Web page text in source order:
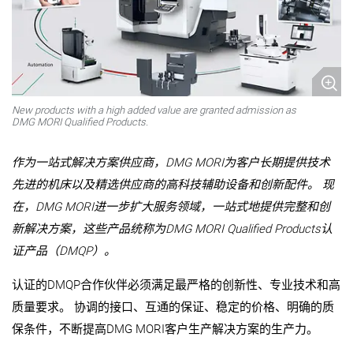
New products with a high added value are granted admission as
DMG MORI Qualified Products.
作为一站式解决方案供应商，DMG MORI为客户长期提供技术
先进的机床以及精选供应商的高科技辅助设备和创新配件。 现
在，DMG MORI进一步扩大服务领域，一站式地提供完整和创
新解决方案，这些产品统称为DMG MORI Qualified Products认
证产品（DMQP）。
认证的DMQP合作伙伴必须满足最严格的创新性、专业技术和高
质量要求。 协调的接口、互通的保证、稳定的价格、明确的质
保条件，不断提高DMG MORI客户生产解决方案的生产力。